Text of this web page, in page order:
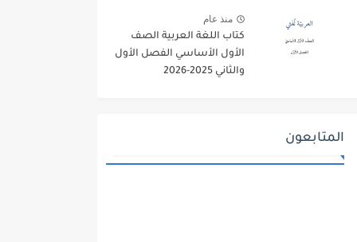
منذ عام
كتاب اللغة العربية الصف
الأول الأساسي الفصل الأول
والثاني 2025-2026
المتابعون